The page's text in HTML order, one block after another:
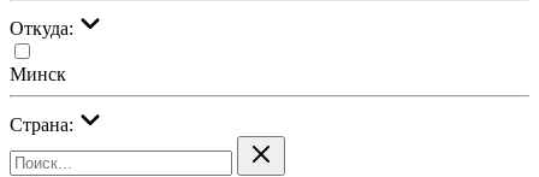
Откуда:
Минск
Страна: